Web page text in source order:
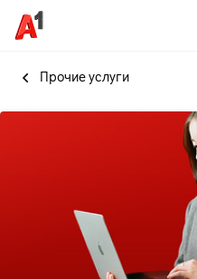
Прочие услуги